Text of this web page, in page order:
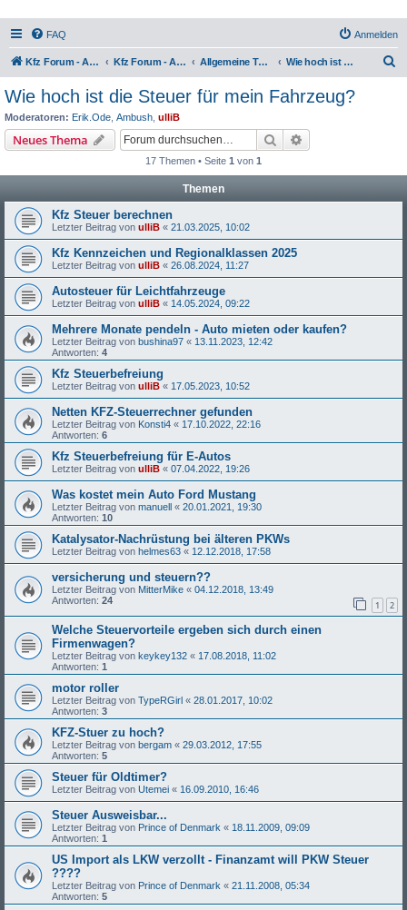
FAQ Anmelden
Kfz Forum - Auto, Motorrad und LKW Kfz Forum - Auto, Motorrad und LKW Allgemeine Themen rund ums Kfz Wie hoch ist die Steuer für mein Fahrzeug?
Wie hoch ist die Steuer für mein Fahrzeug?
Moderatoren: Erik.Ode Ambush ulliB
Neues Thema Suche
17 Themen • Seite 1 von 1
Themen
Kfz Steuer berechnen
Letzter Beitrag von ulliB « 21.03.2025, 10:02
Kfz Kennzeichen und Regionalklassen 2025
Letzter Beitrag von ulliB « 26.08.2024, 11:27
Autosteuer für Leichtfahrzeuge
Letzter Beitrag von ulliB « 14.05.2024, 09:22
Mehrere Monate pendeln - Auto mieten oder kaufen?
Letzter Beitrag von bushina97 « 13.11.2023, 12:42
Antworten: 4
Kfz Steuerbefreiung
Letzter Beitrag von ulliB « 17.05.2023, 10:52
Netten KFZ-Steuerrechner gefunden
Letzter Beitrag von Konsti4 « 17.10.2022, 22:16
Antworten: 6
Kfz Steuerbefreiung für E-Autos
Letzter Beitrag von ulliB « 07.04.2022, 19:26
Was kostet mein Auto Ford Mustang
Letzter Beitrag von manuell « 20.01.2021, 19:30
Antworten: 10
Katalysator-Nachrüstung bei älteren PKWs
Letzter Beitrag von helmes63 « 12.12.2018, 17:58
versicherung und steuern??
Letzter Beitrag von MitterMike « 04.12.2018, 13:49
Antworten: 24 1 2
Welche Steuervorteile ergeben sich durch einen
Firmenwagen?
Letzter Beitrag von keykey132 « 17.08.2018, 11:02
Antworten: 1
motor roller
Letzter Beitrag von TypeRGirl « 28.01.2017, 10:02
Antworten: 3
KFZ-Stuer zu hoch?
Letzter Beitrag von bergam « 29.03.2012, 17:55
Antworten: 5
Steuer für Oldtimer?
Letzter Beitrag von Utemei « 16.09.2010, 16:46
Steuer Ausweisbar...
Letzter Beitrag von Prince of Denmark « 18.11.2009, 09:09
Antworten: 1
US Import als LKW verzollt - Finanzamt will PKW Steuer
????
Letzter Beitrag von Prince of Denmark « 21.11.2008, 05:34
Antworten: 5